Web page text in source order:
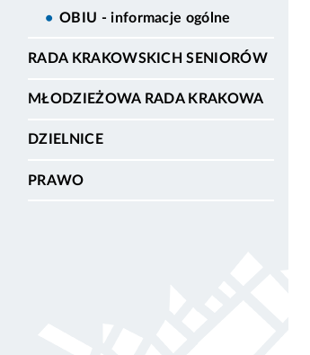
OBIU - informacje ogólne
RADA KRAKOWSKICH SENIORÓW
MŁODZIEŻOWA RADA KRAKOWA
DZIELNICE
PRAWO